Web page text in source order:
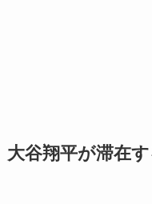
大谷翔平が滞在